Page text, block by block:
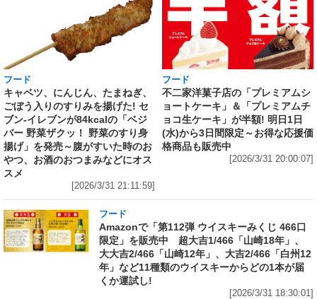
フード
キャベツ、にんじん、たまねぎ、
ごぼう入りのすりみを揚げた! セ
ブン‐イレブンが84kcalの「ベジ
バー 野菜ザクッ！ 野菜のすり身
揚げ」を発売～腹がすいた時のお
やつ、お酒のおつまみなどにオス
スメ
[2026/3/31 21:11:59]
フード
不二家洋菓子店の「プレミアムシ
ョートケーキ」＆「プレミアムチ
ョコ生ケーキ」が半額! 明日1日
(水)から3日間限定～お得な応援価
格商品も販売中
[2026/3/31 20:00:07]
フード
Amazonで「第112弾 ウイスキーみくじ 466口
限定」を販売中 超大吉1/466「山崎18年」、
大大吉2/466「山崎12年」、大吉2/466「白州12
年」など11種類のウイスキーからどの1本が届
くか運試し!
[2026/3/31 18:30:01]